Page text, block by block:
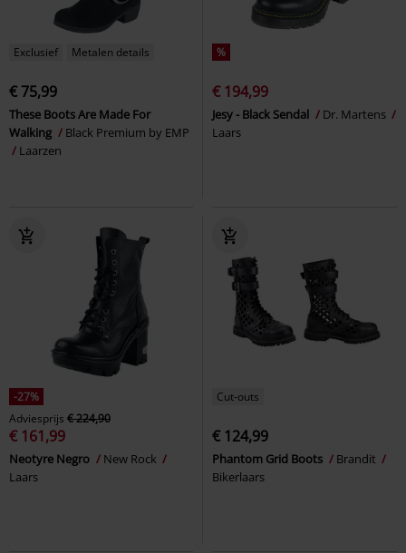
Exclusief Metalen details
€ 75,99
These Boots Are Made For
Walking
Black Premium by EMP
Laarzen
%
€ 194,99
Jesy - Black Sendal
Dr. Martens
Laars
-27%
Adviesprijs € 224,90
€ 161,99
Neotyre Negro
New Rock
Laars
Cut-outs
€ 124,99
Phantom Grid Boots
Brandit
Bikerlaars